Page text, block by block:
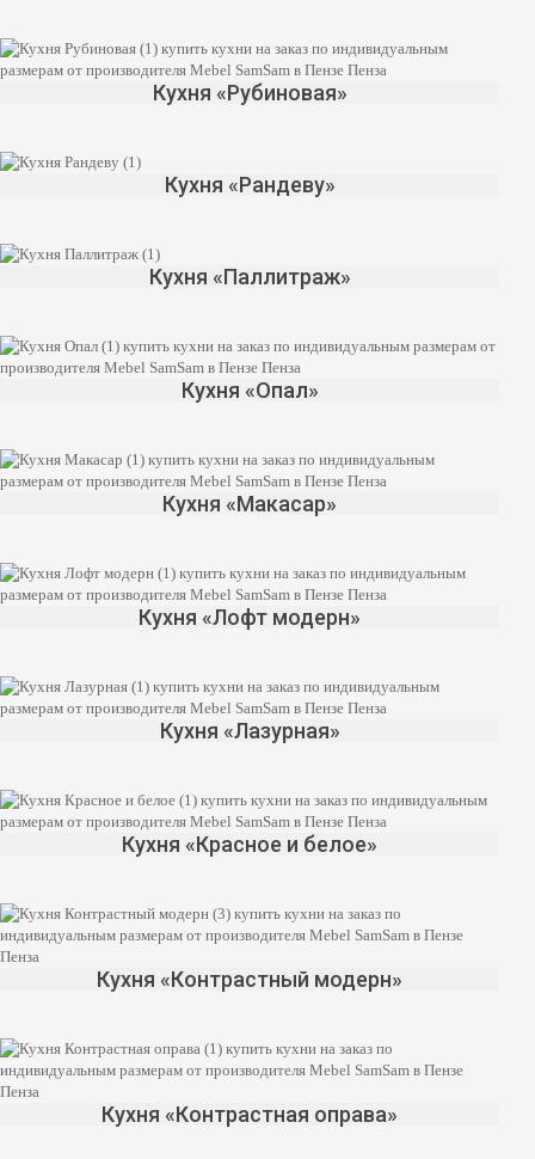
Кухня «Рубиновая»
Кухня «Рандеву»
Кухня «Паллитраж»
Кухня «Опал»
Кухня «Макасар»
Кухня «Лофт модерн»
Кухня «Лазурная»
Кухня «Красное и белое»
Кухня «Контрастный модерн»
Кухня «Контрастная оправа»